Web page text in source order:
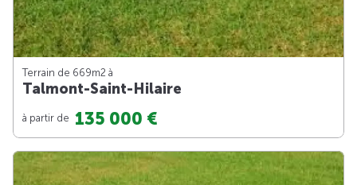
Terrain de 669m2 à
Talmont-Saint-Hilaire
à partir de 135 000 €